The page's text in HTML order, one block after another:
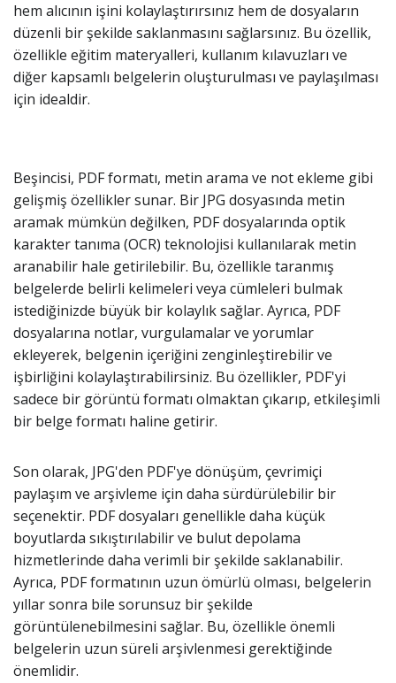
hem alıcının işini kolaylaştırırsınız hem de dosyaların
düzenli bir şekilde saklanmasını sağlarsınız. Bu özellik,
özellikle eğitim materyalleri, kullanım kılavuzları ve
diğer kapsamlı belgelerin oluşturulması ve paylaşılması
için idealdir.
Beşincisi, PDF formatı, metin arama ve not ekleme gibi
gelişmiş özellikler sunar. Bir JPG dosyasında metin
aramak mümkün değilken, PDF dosyalarında optik
karakter tanıma (OCR) teknolojisi kullanılarak metin
aranabilir hale getirilebilir. Bu, özellikle taranmış
belgelerde belirli kelimeleri veya cümleleri bulmak
istediğinizde büyük bir kolaylık sağlar. Ayrıca, PDF
dosyalarına notlar, vurgulamalar ve yorumlar
ekleyerek, belgenin içeriğini zenginleştirebilir ve
işbirliğini kolaylaştırabilirsiniz. Bu özellikler, PDF'yi
sadece bir görüntü formatı olmaktan çıkarıp, etkileşimli
bir belge formatı haline getirir.
Son olarak, JPG'den PDF'ye dönüşüm, çevrimiçi
paylaşım ve arşivleme için daha sürdürülebilir bir
seçenektir. PDF dosyaları genellikle daha küçük
boyutlarda sıkıştırılabilir ve bulut depolama
hizmetlerinde daha verimli bir şekilde saklanabilir.
Ayrıca, PDF formatının uzun ömürlü olması, belgelerin
yıllar sonra bile sorunsuz bir şekilde
görüntülenebilmesini sağlar. Bu, özellikle önemli
belgelerin uzun süreli arşivlenmesi gerektiğinde
önemlidir.